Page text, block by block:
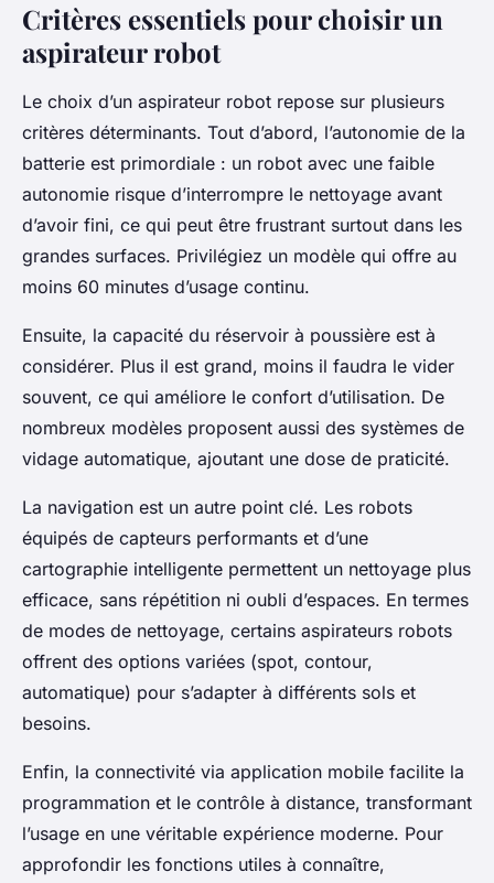
Critères essentiels pour choisir un
aspirateur robot
Le choix d’un aspirateur robot repose sur plusieurs
critères déterminants. Tout d’abord, l’autonomie de la
batterie est primordiale : un robot avec une faible
autonomie risque d’interrompre le nettoyage avant
d’avoir fini, ce qui peut être frustrant surtout dans les
grandes surfaces. Privilégiez un modèle qui offre au
moins 60 minutes d’usage continu.
Ensuite, la capacité du réservoir à poussière est à
considérer. Plus il est grand, moins il faudra le vider
souvent, ce qui améliore le confort d’utilisation. De
nombreux modèles proposent aussi des systèmes de
vidage automatique, ajoutant une dose de praticité.
La navigation est un autre point clé. Les robots
équipés de capteurs performants et d’une
cartographie intelligente permettent un nettoyage plus
efficace, sans répétition ni oubli d’espaces. En termes
de modes de nettoyage, certains aspirateurs robots
offrent des options variées (spot, contour,
automatique) pour s’adapter à différents sols et
besoins.
Enfin, la connectivité via application mobile facilite la
programmation et le contrôle à distance, transformant
l’usage en une véritable expérience moderne. Pour
approfondir les fonctions utiles à connaître,